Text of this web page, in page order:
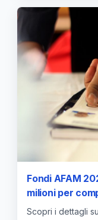
Fondi AFAM
milioni per
Accademie e
Scopri i dettagli